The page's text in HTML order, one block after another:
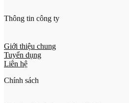
Thông tin công ty
Giới thiệu chung
Tuyển dụng
Liên hệ
Chính sách